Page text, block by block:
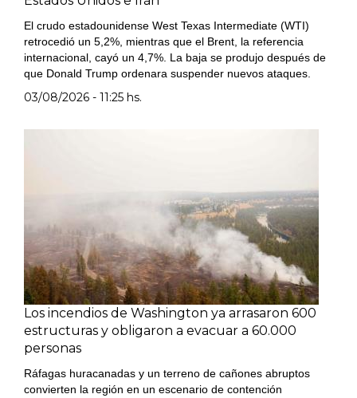
El crudo estadounidense West Texas Intermediate (WTI)
retrocedió un 5,2%, mientras que el Brent, la referencia
internacional, cayó un 4,7%. La baja se produjo después de
que Donald Trump ordenara suspender nuevos ataques.
03/08/2026 - 11:25 hs.
Los incendios de Washington ya arrasaron 600
estructuras y obligaron a evacuar a 60.000
personas
Ráfagas huracanadas y un terreno de cañones abruptos
convierten la región en un escenario de contención